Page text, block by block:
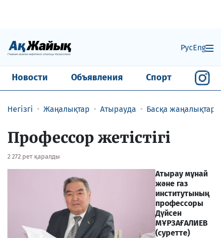
РусEng
Новости Объявления Спорт
Негізгі Жаңалықтар Атырауда Басқа жаңалықтар
Профессор жетістігі
2 272 рет қаралды
Атырау мұнай
және газ
институтының
профессоры
Дүйсен
МҰРЗАҒАЛИЕВ
(суретте)